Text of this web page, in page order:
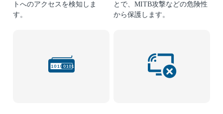
トへのアクセスを検知しま
す。
とで、MITB攻撃などの危険性
から保護します。